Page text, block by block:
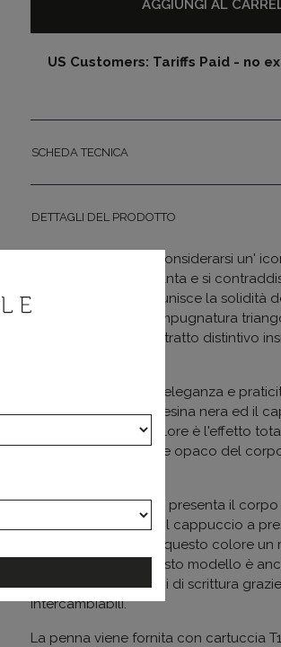
AGGIUNGI AL
US Customers: Tariffs Paid - no
SCHEDA TECNICA
DETTAGLI DEL PRODOTTO
La Lamy Safari può considerarsi un'
Nasce negli anni ottanta e si
all'avanguardia che unisce la solidità
all'ergonomia di un impugnatura
molla diviene presto tratto distintivo
Ottimo connubio tra eleganza e
presenta il corpo in resina nera ed il
di forza di questo colore è l'effetto
fusione tra il materiale opaco del
La penna stilografica presenta il
pennino in acciaio e il cappuccio a
nere conferiscono a questo colore
Punto di forza di questo modello è
tra diverse gradazioni di scrittura
intercambiabili.
La penna viene fornita con cartuccia